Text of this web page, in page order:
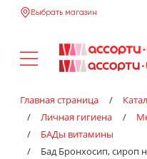
Выбрать магазин
Главная страница /
/
Личная гигиена /
/
БАДы витамины
/
Бад Бронхосип, сироп